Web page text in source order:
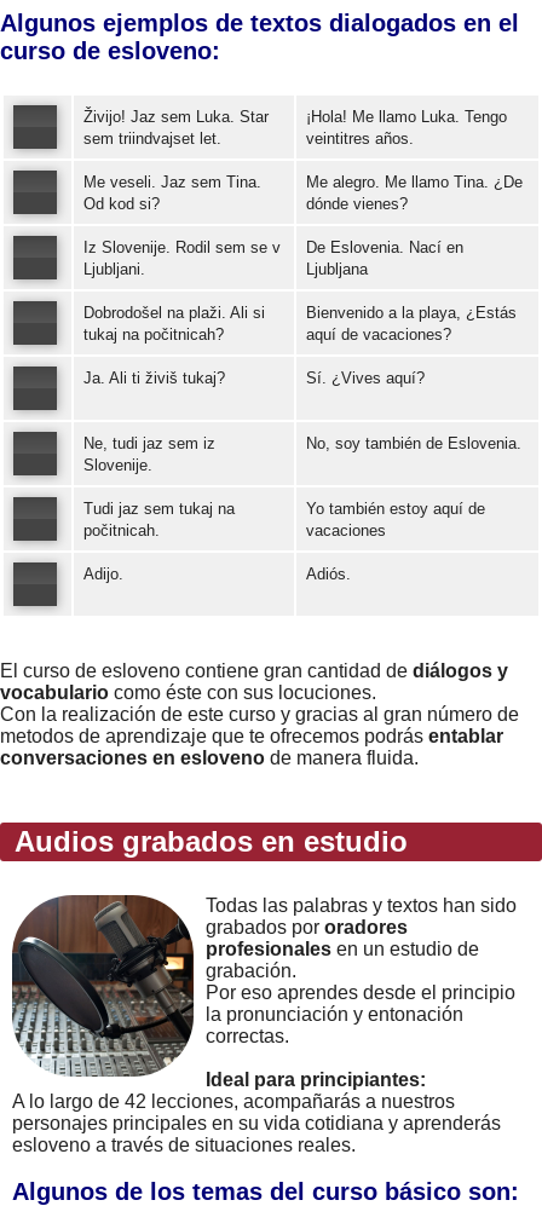
Algunos ejemplos de textos dialogados en el
curso de esloveno:
Error loading: "https://www.idiomaspc.com/curso-aprender-esloveno-basico/audio/3004.mp3"
Živijo! Jaz sem Luka. Star
sem triindvajset let.
¡Hola! Me llamo Luka. Tengo
veintitres años.
Me veseli. Jaz sem Tina.
Od kod si?
Me alegro. Me llamo Tina. ¿De
dónde vienes?
Error loading: "https://www.idiomaspc.com/curso-aprender-esloveno-basico/audio/3006.mp3"
Iz Slovenije. Rodil sem se v
Ljubljani.
De Eslovenia. Nací en
Ljubljana
Dobrodošel na plaži. Ali si
tukaj na počitnicah?
Bienvenido a la playa, ¿Estás
aquí de vacaciones?
Error loading: "https://www.idiomaspc.com/curso-aprender-esloveno-basico/audio/3008.mp3"
Ja. Ali ti živiš tukaj? Sí. ¿Vives aquí?
Ne, tudi jaz sem iz
Slovenije.
No, soy también de Eslovenia.
Tudi jaz sem tukaj na
počitnicah.
Yo también estoy aquí de
vacaciones
Adijo. Adiós.
El curso de esloveno contiene gran cantidad de diálogos y
vocabulario como éste con sus locuciones.
Con la realización de este curso y gracias al gran número de
metodos de aprendizaje que te ofrecemos podrás entablar
conversaciones en esloveno de manera fluida.
Audios grabados en estudio
Todas las palabras y textos han sido
grabados por oradores
profesionales en un estudio de
grabación.
Por eso aprendes desde el principio
la pronunciación y entonación
correctas.
Ideal para principiantes:
A lo largo de 42 lecciones, acompañarás a nuestros
personajes principales en su vida cotidiana y aprenderás
esloveno a través de situaciones reales.
Algunos de los temas del curso básico son: